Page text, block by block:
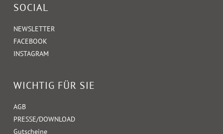
SOCIAL
NEWSLETTER
FACEBOOK
INSTAGRAM
WICHTIG FÜR SIE
AGB
PRESSE/DOWNLOAD
Gutscheine